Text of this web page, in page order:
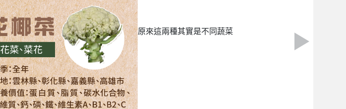
原來這兩種其實是不同蔬菜